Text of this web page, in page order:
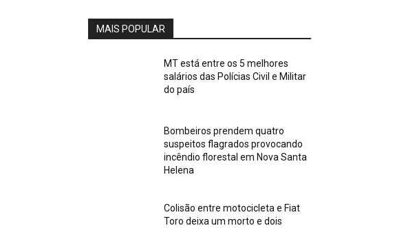
MAIS POPULAR
MT está entre os 5 melhores
salários das Polícias Civil e Militar
do país
Bombeiros prendem quatro
suspeitos flagrados provocando
incêndio florestal em Nova Santa
Helena
Colisão entre motocicleta e Fiat
Toro deixa um morto e dois